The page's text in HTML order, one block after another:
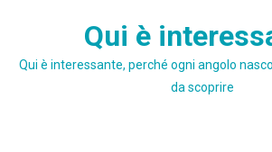
Qui è
Qui è interessante, perché ogni angolo
da scoprire